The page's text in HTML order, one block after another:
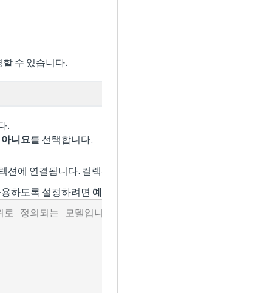
수 있습니다.
.
아니요를 선택합니다.
션에 연결됩니다. 컬렉션에 추가 사용자 지정 데스크톱 모델을
하도록 설정하려면 예
정의되는 모델입니다. 예: